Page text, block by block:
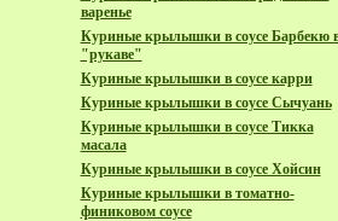
варенье
Куриные крылышки в соусе Барбекю
"рукаве"
Куриные крылышки в соусе карри
Куриные крылышки в соусе Сычуань
Куриные крылышки в соусе Тикка
масала
Куриные крылышки в соусе Хойсин
Куриные крылышки в томатно-
финиковом соусе